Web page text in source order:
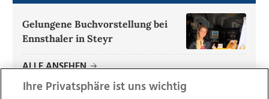
Gelungene Buchvorstellung bei
Ennsthaler in Steyr
ALLE ANSEHEN
Ihre Privatsphäre ist uns wichtig